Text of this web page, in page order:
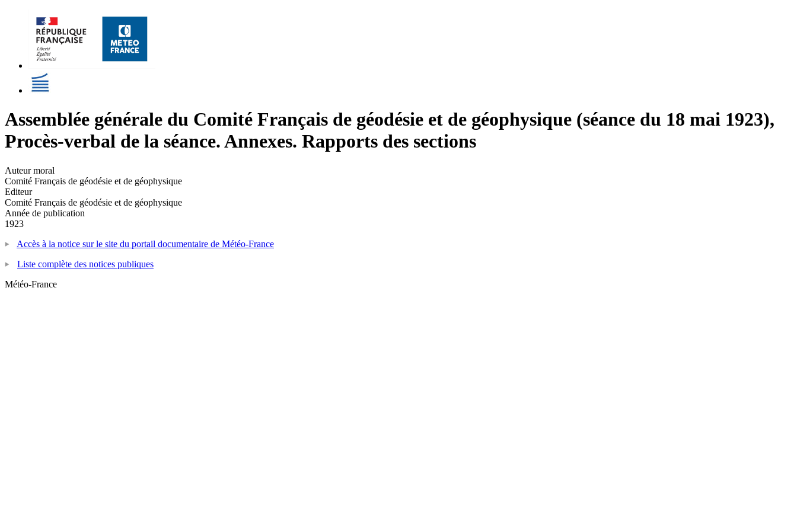
Assemblée générale du Comité Français de géodésie et de géophysique (séance du 18 mai 1923),
Procès-verbal de la séance. Annexes. Rapports des sections
Auteur moral
Comité Français de géodésie et de géophysique
Editeur
Comité Français de géodésie et de géophysique
Année de publication
1923
Accès à la notice sur le site du portail documentaire de Météo-France
Liste complète des notices publiques
Météo-France